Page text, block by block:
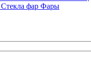
Стекла фар Фары